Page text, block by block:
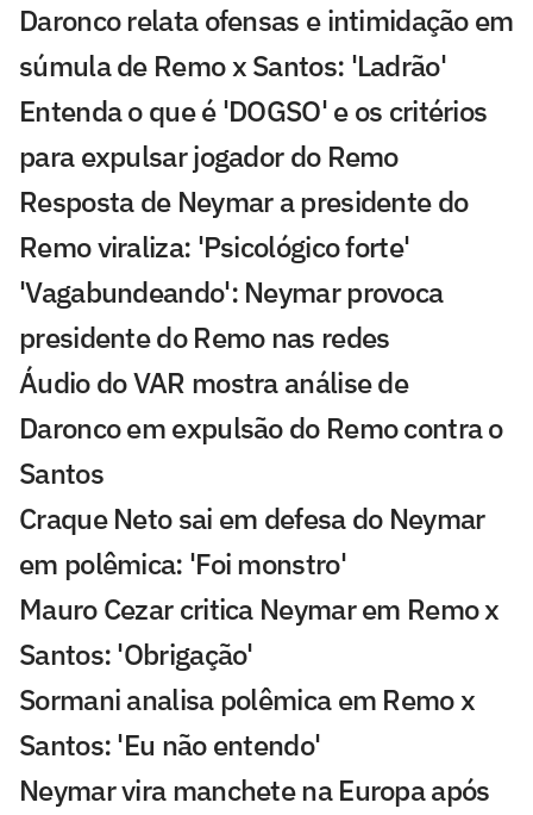
Daronco relata ofensas e intimidação em
súmula de Remo x Santos: 'Ladrão'
Entenda o que é 'DOGSO' e os critérios
para expulsar jogador do Remo
Resposta de Neymar a presidente do
Remo viraliza: 'Psicológico forte'
'Vagabundeando': Neymar provoca
presidente do Remo nas redes
Áudio do VAR mostra análise de
Daronco em expulsão do Remo contra o
Santos
Craque Neto sai em defesa do Neymar
em polêmica: 'Foi monstro'
Mauro Cezar critica Neymar em Remo x
Santos: 'Obrigação'
Sormani analisa polêmica em Remo x
Santos: 'Eu não entendo'
Neymar vira manchete na Europa após